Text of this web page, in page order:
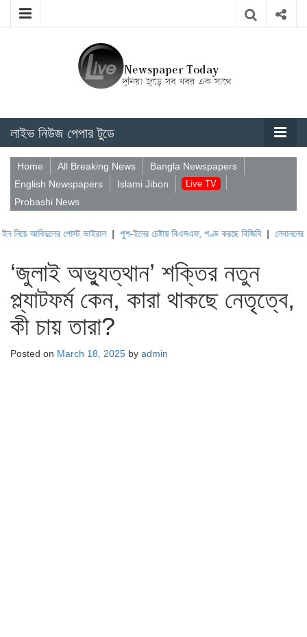
লাইভ নিউজ পেপার টুডে
Home All Breaking News
Bangla Newspapers
English Newspapers
Islami Jibon Live TV
Probashi News
পোস্ট ভাইরাল|পুশ-ইনের চেষ্টায় বিএসএফ, পণ্ড করছে বিজিবি|লেবাননের ঐতিহাসিক
‘জুলাই অভ্যুত্থান’ শক্তির নতুন
প্ল্যাটফর্ম কেন, কারা থাকছে নেতৃত্বে,
কী চায় তারা?
Posted on March 18, 2025 by admin